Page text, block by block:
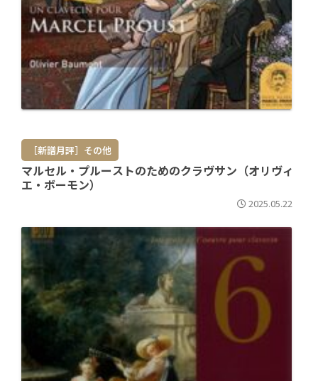
［新譜月評］その他
マルセル・プルーストのためのクラヴサン（オリヴィ
エ・ボーモン）
2025.05.22